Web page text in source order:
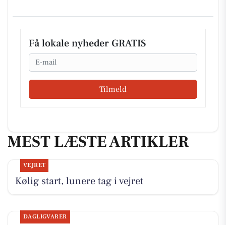
Få lokale nyheder GRATIS
Email
Tilmeld
MEST LÆSTE ARTIKLER
VEJRET
Kølig start, lunere tag i vejret
DAGLIGVARER